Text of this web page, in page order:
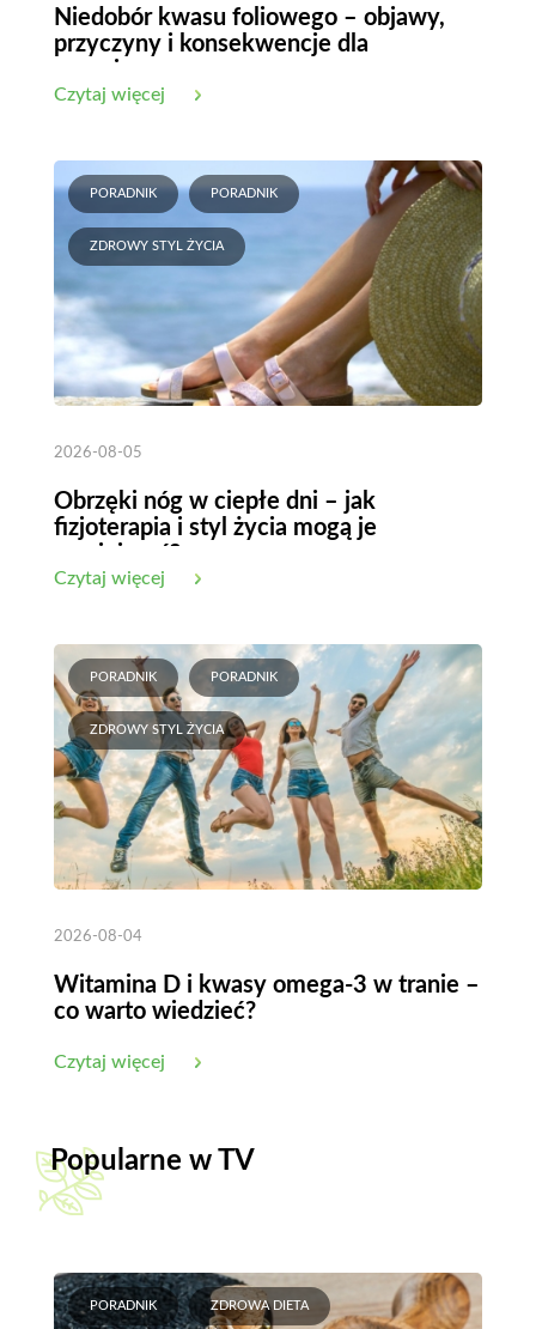
Niedobór kwasu foliowego – objawy,
przyczyny i konsekwencje dla
Czytaj więcej
PORADNIK PORADNIK
ZDROWY STYL ŻYCIA
2026-08-05
Obrzęki nóg w ciepłe dni – jak
fizjoterapia i styl życia mogą je
Czytaj więcej
PORADNIK PORADNIK
ZDROWY STYL ŻYCIA
2026-08-04
Witamina D i kwasy omega-3 w tranie –
co warto wiedzieć?
Czytaj więcej
Popularne w TV
PORADNIK ZDROWA DIETA